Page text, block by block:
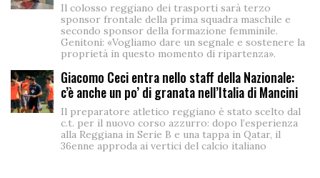
Il colosso reggiano dei trasporti sarà terzo
sponsor frontale della prima squadra maschile e
secondo sponsor della formazione femminile.
Genitoni: «Vogliamo dare un segnale e sostenere la
proprietà in questo momento di ripartenza».
Giacomo Ceci entra nello staff della Nazionale:
c’è anche un po’ di granata nell’Italia di Mancini
Il preparatore atletico reggiano è stato scelto dal
c.t. per il nuovo corso azzurro: dopo l’esperienza
alla Reggiana in Serie B e una tappa in Qatar, il
36enne approda ai vertici del calcio italiano